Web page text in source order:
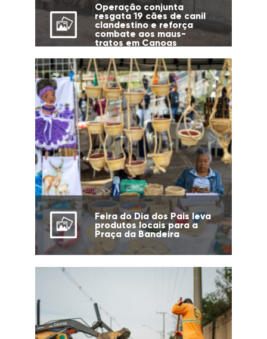
Operação conjunta
resgata 19 cães de canil
clandestino e reforça
combate aos maus-
tratos em Canoas
Feira do Dia dos Pais leva
produtos locais para a
Praça da Bandeira